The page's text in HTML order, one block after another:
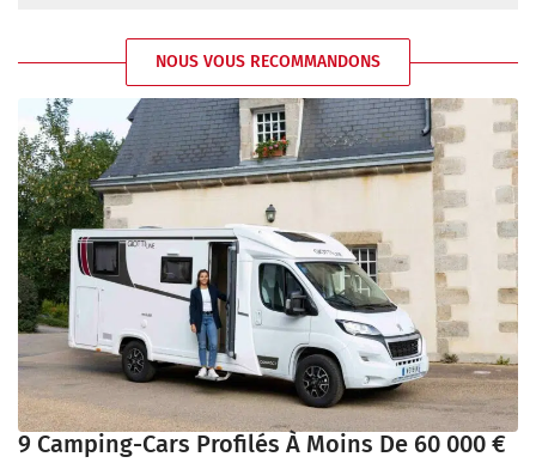
NOUS VOUS RECOMMANDONS
9 Camping-Cars Profilés À Moins De 60 000 €